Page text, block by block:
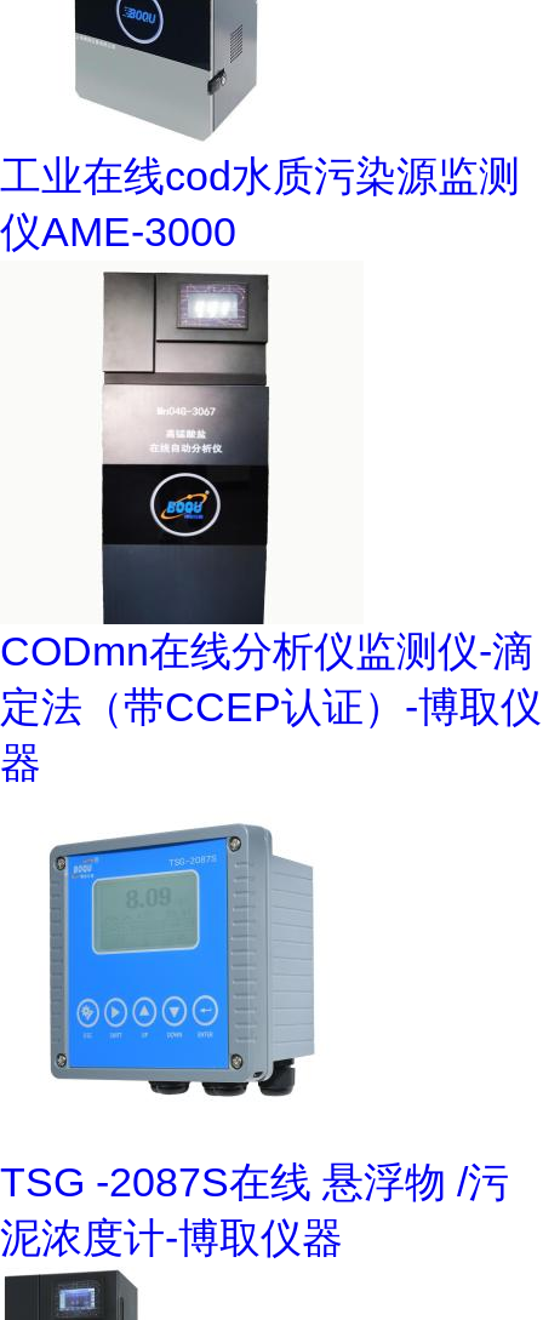
工业在线cod水质污染源监测
仪AME-3000
CODmn在线分析仪监测仪-滴
定法（带CCEP认证）-博取仪
器
TSG -2087S在线 悬浮物 /污
泥浓度计-博取仪器